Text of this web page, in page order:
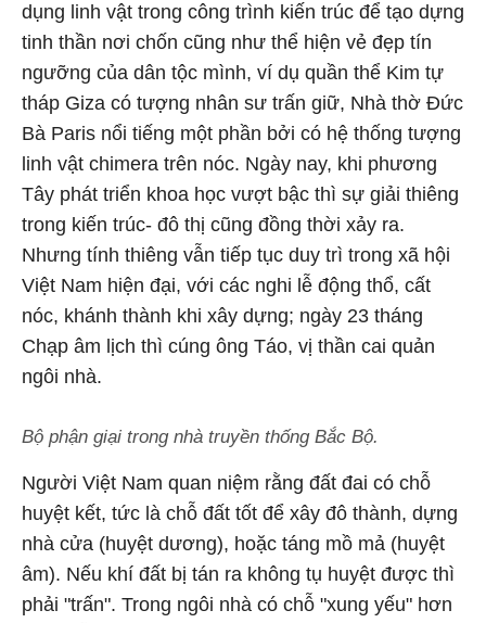
dụng linh vật trong công trình kiến trúc để tạo dựng
tinh thần nơi chốn cũng như thể hiện vẻ đẹp tín
ngưỡng của dân tộc mình, ví dụ quần thể Kim tự
tháp Giza có tượng nhân sư trấn giữ, Nhà thờ Đức
Bà Paris nổi tiếng một phần bởi có hệ thống tượng
linh vật chimera trên nóc. Ngày nay, khi phương
Tây phát triển khoa học vượt bậc thì sự giải thiêng
trong kiến trúc- đô thị cũng đồng thời xảy ra.
Nhưng tính thiêng vẫn tiếp tục duy trì trong xã hội
Việt Nam hiện đại, với các nghi lễ động thổ, cất
nóc, khánh thành khi xây dựng; ngày 23 tháng
Chạp âm lịch thì cúng ông Táo, vị thần cai quản
ngôi nhà.
Bộ phận giại trong nhà truyền thống Bắc Bộ.
Người Việt Nam quan niệm rằng đất đai có chỗ
huyệt kết, tức là chỗ đất tốt để xây đô thành, dựng
nhà cửa (huyệt dương), hoặc táng mồ mả (huyệt
âm). Nếu khí đất bị tán ra không tụ huyệt được thì
phải "trấn". Trong ngôi nhà có chỗ "xung yếu" hơn